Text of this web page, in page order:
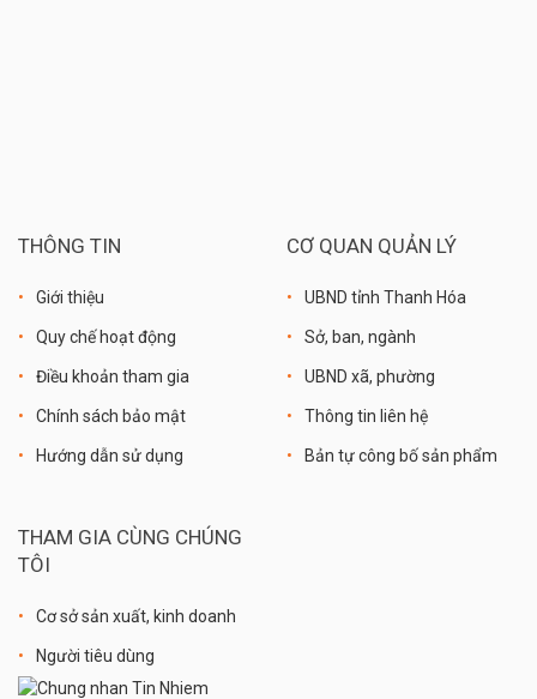
THÔNG TIN
Giới thiệu
Quy chế hoạt động
Điều khoản tham gia
Chính sách bảo mật
Hướng dẫn sử dụng
CƠ QUAN QUẢN LÝ
UBND tỉnh Thanh Hóa
Sở, ban, ngành
UBND xã, phường
Thông tin liên hệ
Bản tự công bố sản phẩm
THAM GIA CÙNG CHÚNG
TÔI
Cơ sở sản xuất, kinh doanh
Người tiêu dùng